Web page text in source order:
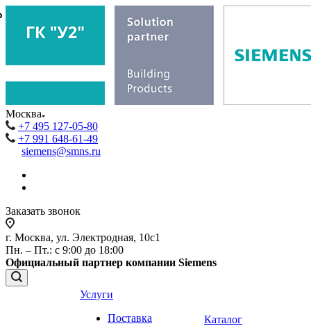
Москва
+7 495 127-05-80
+7 991 648-61-49
siemens@smns.ru
Заказать звонок
г. Москва, ул. Электродная, 10с1
Пн. – Пт.: с 9:00 до 18:00
Официальный партнер компании Siemens
Услуги
Поставка
Каталог